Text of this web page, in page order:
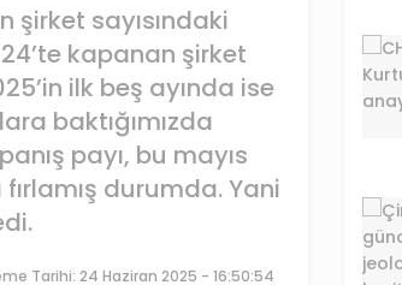
şirket sayısındaki
kapanan şirket
ilk beş ayında ise
baktığımızda
payı, bu mayıs
durumda. Yani
Tarihi: 24 Haziran 2025 - 16:50:54